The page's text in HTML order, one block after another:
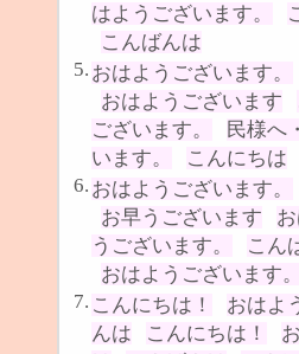
はようございます。
こんばんは
5. おはようございます。
おはようございます
ございます。
民様へ
います。
こんにちは
6. おはようございます。
お早うございます
うございます。
こん
おはようございます。
7. こんにちは！ おはよ
んは
こんにちは！